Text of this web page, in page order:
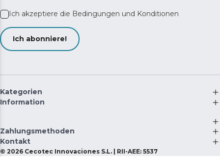
Ich akzeptiere die Bedingungen und Konditionen
Ich abonniere!
Kategorien
Information
Zahlungsmethoden
Kontakt
© 2026 Cecotec Innovaciones S.L. | RII-AEE: 5537